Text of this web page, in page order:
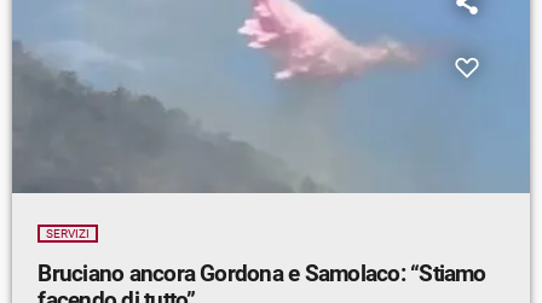
SERVIZI
Bruciano ancora Gordona e Samolaco: “Stiamo